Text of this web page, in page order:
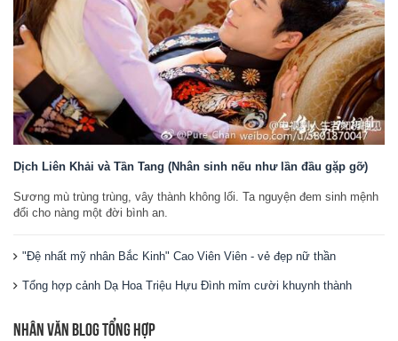
Dịch Liên Khải và Tần Tang (Nhân sinh nếu như lần đầu gặp gỡ)
Sương mù trùng trùng, vây thành không lối. Ta nguyện đem sinh mệnh
đổi cho nàng một đời bình an.
"Đệ nhất mỹ nhân Bắc Kinh" Cao Viên Viên - vẻ đẹp nữ thần
Tổng hợp cảnh Dạ Hoa Triệu Hựu Đình mỉm cười khuynh thành
NHÂN VĂN BLOG TỔNG HỢP